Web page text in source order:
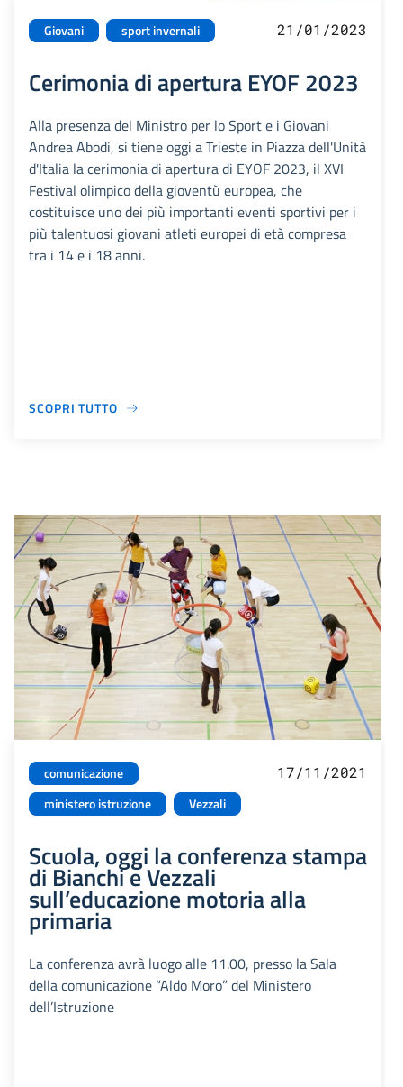
Giovani sport invernali 21/01/2023
Cerimonia di apertura EYOF 2023
Alla presenza del Ministro per lo Sport e i Giovani
Andrea Abodi, si tiene oggi a Trieste in Piazza dell'Unità
d'Italia la cerimonia di apertura di EYOF 2023, il XVI
Festival olimpico della gioventù europea, che
costituisce uno dei più importanti eventi sportivi per i
più talentuosi giovani atleti europei di età compresa
tra i 14 e i 18 anni.
SCOPRI TUTTO
comunicazione
ministero istruzione
Vezzali
17/11/2021
Scuola, oggi la conferenza stampa
di Bianchi e Vezzali
sull’educazione motoria alla
primaria
La conferenza avrà luogo alle 11.00, presso la Sala
della comunicazione “Aldo Moro” del Ministero
dell’Istruzione